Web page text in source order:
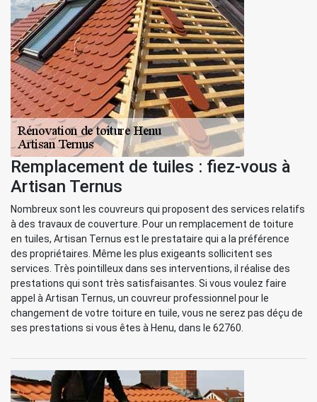
Remplacement de tuiles : fiez-vous à
Artisan Ternus
Nombreux sont les couvreurs qui proposent des services relatifs
à des travaux de couverture. Pour un remplacement de toiture
en tuiles, Artisan Ternus est le prestataire qui a la préférence
des propriétaires. Même les plus exigeants sollicitent ses
services. Très pointilleux dans ses interventions, il réalise des
prestations qui sont très satisfaisantes. Si vous voulez faire
appel à Artisan Ternus, un couvreur professionnel pour le
changement de votre toiture en tuile, vous ne serez pas déçu de
ses prestations si vous êtes à Henu, dans le 62760.